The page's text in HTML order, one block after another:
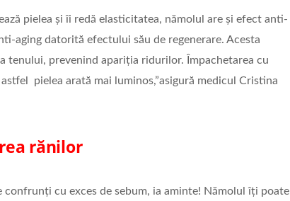
pielea și îi redă elasticitatea, nămolul are și efect anti-
aging datorită efectului său de regenerare. Acesta
tenului, prevenind apariția ridurilor. Împachetarea cu
pielea arată mai luminos,”asigură medicul Cristina
rănilor
confrunți cu exces de sebum, ia aminte! Nămolul îți poate